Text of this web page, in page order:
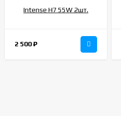
2 500₽